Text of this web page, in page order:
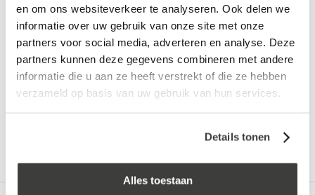
en om ons websiteverkeer te analyseren. Ook delen we
informatie over uw gebruik van onze site met onze
partners voor social media, adverteren en analyse. Deze
partners kunnen deze gegevens combineren met andere
informatie die u aan ze heeft verstrekt of die ze hebben
verzameld op basis van uw gebruik van hun services.
Details tonen
Alles toestaan
Vraag een vrijblijvende offerte aan! Offerte
Advies nodig?